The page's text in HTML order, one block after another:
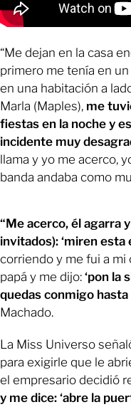
“Me dejan en la casa
primero me tenía en
en una habitación a
Marla (Maples), me
fiestas en la noche y
incidente muy
llama y yo me acerco,
banda andaba como
“Me acerco, él agarra
invitados): ‘miren esta
corriendo y me fui a mi
papá y me dijo: ‘pon la
quedas conmigo hasta
Machado.
La Miss Universo
para exigirle que le
el empresario decidió
y me dice: ‘abre la